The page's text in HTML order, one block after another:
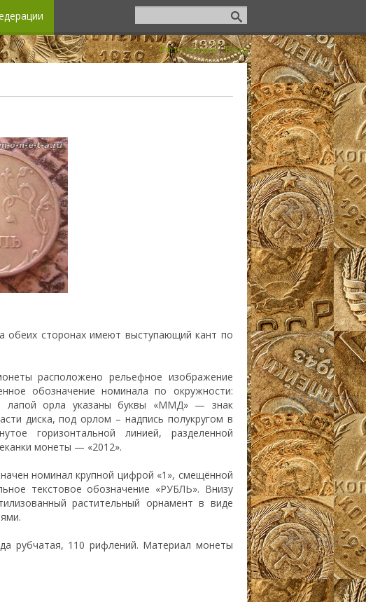
Регистрация|Вход
обеих сторонах имеют выступающий кант по
расположено рельефное изображение
обозначение номинала по окружности:
лапой орла указаны буквы «ММД» — знак
диска, под орлом – надпись полукругом в
горизонтальной линией, разделенной
монеты — «2012».
номинал крупной цифрой «1», смещённой
текстовое обозначение «РУБЛЬ». Внизу
растительный орнамент в виде
рубчатая, 110 рифлений. Материал монеты